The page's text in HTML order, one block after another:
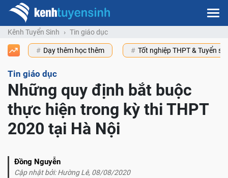
Kênh Tuyển Sinh Tin giáo dục
Dạy thêm học thêm Tốt nghiệp THPT & Tuyển
Tin giáo dục
Những quy định bắt buộc
thực hiện trong kỳ thi THPT
2020 tại Hà Nội
Đồng Nguyễn
Cập nhật bởi: Hường Lê, 08/08/2020